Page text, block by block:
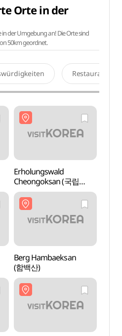
Orte in der
der Umgebung an! Die Orte sind
50km geordnet.
Restaurants
Erholungswald
Cheongoksan (국립
청옥산자연휴양림)
Berg Hambaeksan
(함백산)